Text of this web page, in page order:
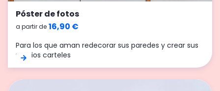
Póster de fotos
a partir de 16,90 €
Para los que aman redecorar sus paredes y crear sus
propios carteles